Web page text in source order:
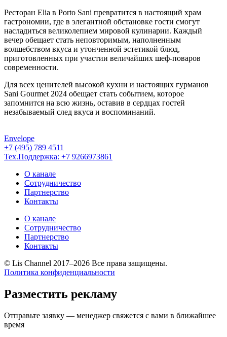
Ресторан Elia в Porto Sani превратится в настоящий храм
гастрономии, где в элегантной обстановке гости смогут
насладиться великолепием мировой кулинарии. Каждый
вечер обещает стать неповторимым, наполненным
волшебством вкуса и утонченной эстетикой блюд,
приготовленных при участии величайших шеф-поваров
современности.
Для всех ценителей высокой кухни и настоящих гурманов
Sani Gourmet 2024 обещает стать событием, которое
запомнится на всю жизнь, оставив в сердцах гостей
незабываемый след вкуса и воспоминаний.
Envelope
+7 (495) 789 4511
Тех.Поддержка: +7 9266973861
О канале
Сотрудничество
Партнерство
Контакты
О канале
Сотрудничество
Партнерство
Контакты
© Lis Channel 2017–2026 Все права защищены.
Политика конфиденциальности
Разместить рекламу
Отправьте заявку — менеджер свяжется с вами в ближайшее
время